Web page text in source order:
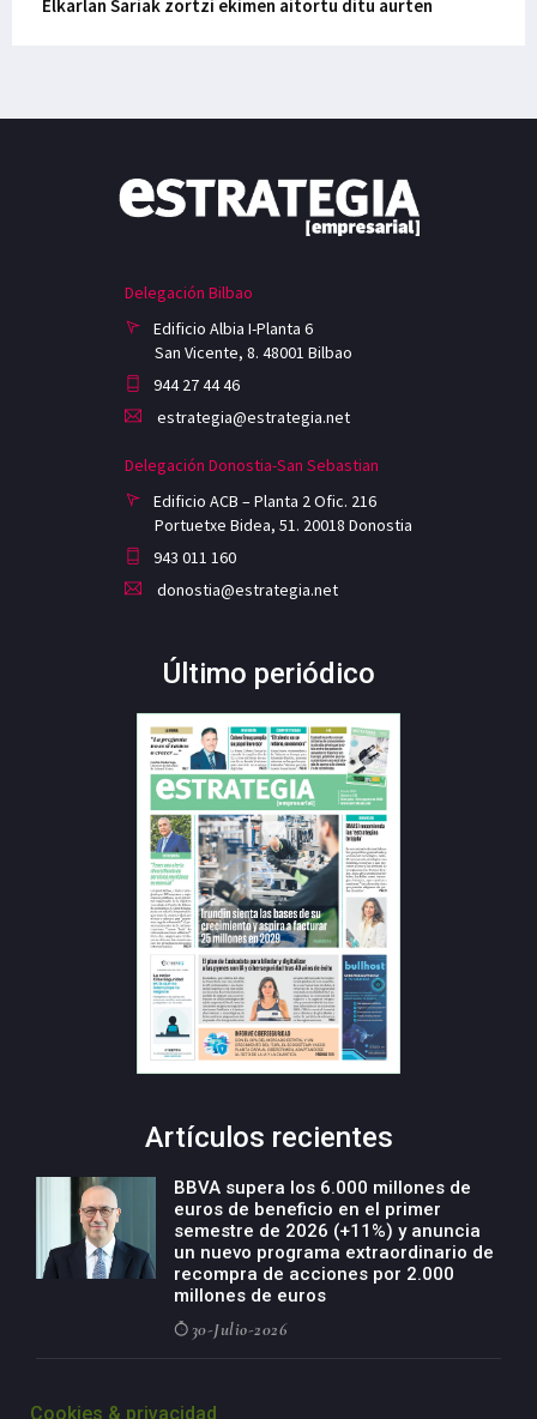
Elkarlan Sariak zortzi ekimen aitortu ditu aurten
Delegación Bilbao
Edificio Albia I-Planta 6
San Vicente, 8. 48001 Bilbao
944 27 44 46
estrategia@estrategia.net
Delegación Donostia-San Sebastian
Edificio ACB – Planta 2 Ofic. 216
Portuetxe Bidea, 51. 20018 Donostia
943 011 160
donostia@estrategia.net
Último periódico
Artículos recientes
BBVA supera los 6.000 millones de
euros de beneficio en el primer
semestre de 2026 (+11%) y anuncia
un nuevo programa extraordinario de
recompra de acciones por 2.000
millones de euros
30-Julio-2026
negocio agro con un modelo global
Cookies & privacidad